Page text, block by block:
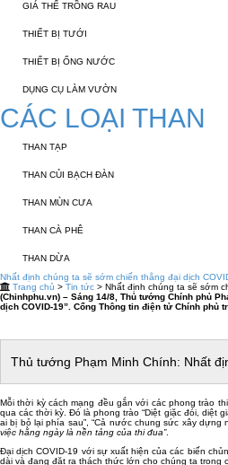
GIÁ THỂ TRỒNG RAU
THIẾT BỊ TƯỚI
THIẾT BỊ ỐNG NƯỚC
DỤNG CỤ LÀM VƯỜN
CÁC LOẠI THAN
THAN TẠP
THAN CỦI BẠCH ĐÀN
THAN MÙN CƯA
THAN CÀ PHÊ
THAN DỪA
Nhất định chúng ta sẽ sớm chiến thắng đại dịch
Trang chủ > Tin tức > Nhất định chúng ta sẽ sớm
(Chinhphu.vn) – Sáng 14/8, Thủ tướng Chính phủ
dịch COVID-19”. Cổng Thông tin điện tử Chính
Thủ tướng Phạm Minh Chính: Nhất
Mỗi thời kỳ cách mạng đều gắn với các phong trào
qua các thời kỳ. Đó là phong trào “Diệt giặc đói, diệt
ai bị bỏ lại phía sau”, “Cả nước chung sức xây
việc hằng ngày là nền tảng của thi đua”.
Đại dịch COVID-19 với sự xuất hiện của các biến
dài và đang đặt ra thách thức lớn cho chúng ta trong